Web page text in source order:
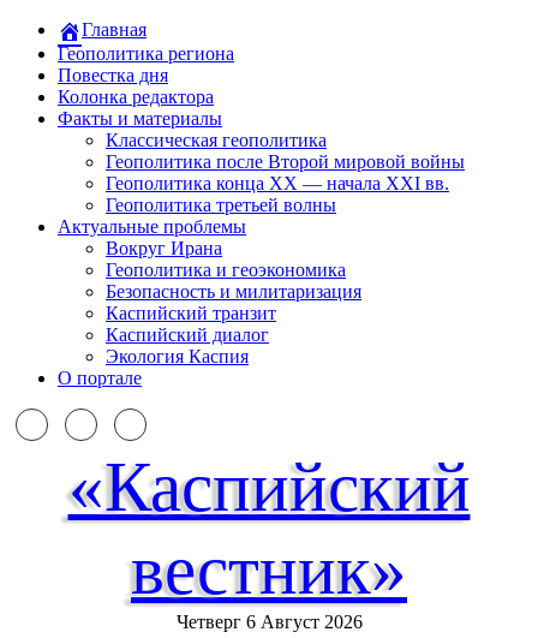
Главная
Геополитика региона
Повестка дня
Колонка редактора
Факты и материалы
Классическая геополитика
Геополитика после Второй мировой войны
Геополитика конца XX — начала XXI вв.
Геополитика третьей волны
Актуальные проблемы
Вокруг Ирана
Геополитика и геоэкономика
Безопасность и милитаризация
Каспийский транзит
Каспийский диалог
Экология Каспия
О портале
«Каспийский
вестник»
Четверг 6 Август 2026